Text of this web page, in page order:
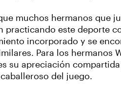
muchos hermanos que
practicando este deporte
incorporado y se
Para los hermanos
su apreciación
del juego.